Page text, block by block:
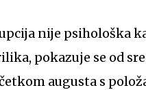
nije psihološka
pokazuje se od
augusta s